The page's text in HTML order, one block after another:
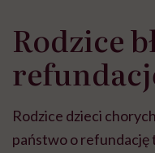
może chyba tylko
głupota i brak
wyobraźni"
Rodzice
Rodzice dzieci
państwo o refundację